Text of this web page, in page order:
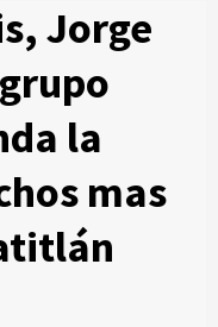
Jorge
la
mas